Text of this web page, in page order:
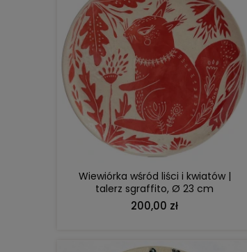
Wiewiórka wśród liści i kwiatów |
talerz sgraffito, Ø 23 cm
200,00 zł
DO KOSZYKA